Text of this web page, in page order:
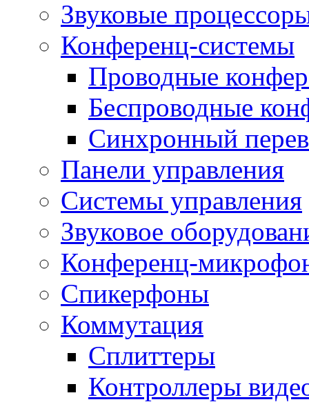
Звуковые
Конференц-системы
Проводные
Беспроводные
Синхронный
Панели управления
Системы управления
Звуковое
Конференц-
Спикерфоны
Коммутация
Сплиттеры
Контроллеры